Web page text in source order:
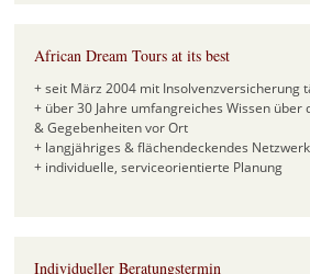
African Dream Tours at its best
+ seit März 2004 mit Insolvenzversicherung
+ über 30 Jahre umfangreiches Wissen
& Gegebenheiten vor Ort
+ langjähriges & flächendeckendes Netzwerk
+ individuelle, serviceorientierte Planung
Individueller Beratungstermin